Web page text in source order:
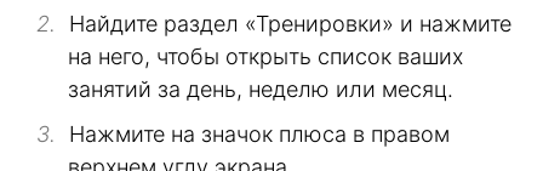
Найдите раздел «Тренировки» и нажмите
на него, чтобы открыть список ваших
занятий за день, неделю или месяц.
Нажмите на значок плюса в правом